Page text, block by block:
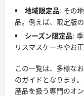
地域限定品: その
品。例えば、限定版
シーズン限定品:
リスマスケーキやお
この一覧は、多様な
のガイドとなります
産品を扱う専門のオ